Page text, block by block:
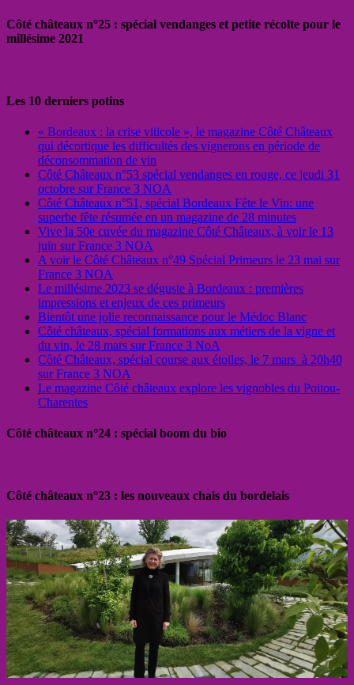
Côté châteaux n°25 : spécial vendanges et petite récolte pour le
millésime 2021
Les 10 derniers potins
« Bordeaux : la crise viticole », le magazine Côté Châteaux
qui décortique les difficultés des vignerons en période de
déconsommation de vin
Côté Châteaux n°53 spécial vendanges en rouge, ce jeudi 31
octobre sur France 3 NOA
Côté Châteaux n°51, spécial Bordeaux Fête le Vin: une
superbe fête résumée en un magazine de 28 minutes
Vive la 50e cuvée du magazine Côté Châteaux, à voir le 13
juin sur France 3 NOA
A voir le Côté Châteaux n°49 Spécial Primeurs le 23 mai sur
France 3 NOA
Le millésime 2023 se déguste à Bordeaux : premières
impressions et enjeux de ces primeurs
Bientôt une jolie reconnaissance pour le Médoc Blanc
Côté châteaux, spécial formations aux métiers de la vigne et
du vin, le 28 mars sur France 3 NoA
Côté Châteaux, spécial course aux étoiles, le 7 mars à 20h40
sur France 3 NOA
Le magazine Côté châteaux explore les vignobles du Poitou-
Charentes
Côté châteaux n°24 : spécial boom du bio
Côté châteaux n°23 : les nouveaux chais du bordelais